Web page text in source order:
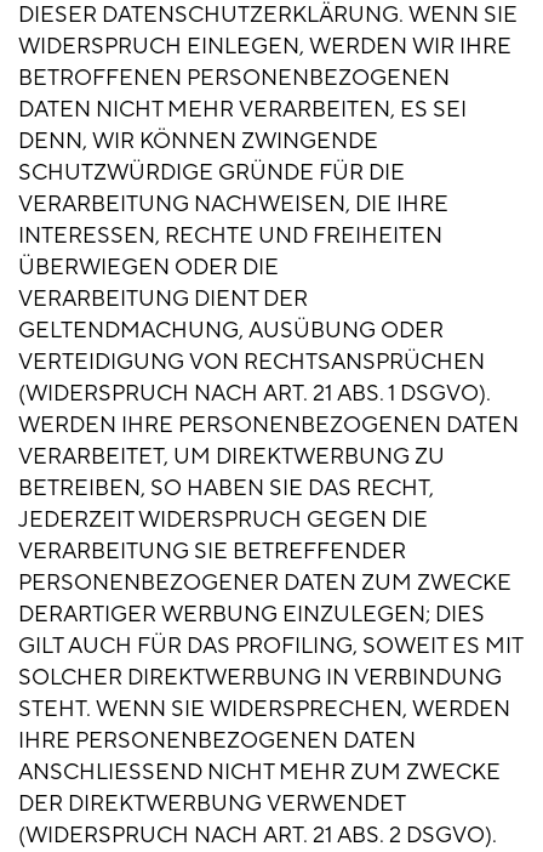
DIESER DATENSCHUTZERKLÄRUNG. WENN SIE
WIDERSPRUCH EINLEGEN, WERDEN WIR IHRE
BETROFFENEN PERSONENBEZOGENEN
DATEN NICHT MEHR VERARBEITEN, ES SEI
DENN, WIR KÖNNEN ZWINGENDE
SCHUTZWÜRDIGE GRÜNDE FÜR DIE
VERARBEITUNG NACHWEISEN, DIE IHRE
INTERESSEN, RECHTE UND FREIHEITEN
ÜBERWIEGEN ODER DIE
VERARBEITUNG DIENT DER
GELTENDMACHUNG, AUSÜBUNG ODER
VERTEIDIGUNG VON RECHTSANSPRÜCHEN
(WIDERSPRUCH NACH ART. 21 ABS. 1 DSGVO).
WERDEN IHRE PERSONENBEZOGENEN DATEN
VERARBEITET, UM DIREKTWERBUNG ZU
BETREIBEN, SO HABEN SIE DAS RECHT,
JEDERZEIT WIDERSPRUCH GEGEN DIE
VERARBEITUNG SIE BETREFFENDER
PERSONENBEZOGENER DATEN ZUM ZWECKE
DERARTIGER WERBUNG EINZULEGEN; DIES
GILT AUCH FÜR DAS PROFILING, SOWEIT ES MIT
SOLCHER DIREKTWERBUNG IN VERBINDUNG
STEHT. WENN SIE WIDERSPRECHEN, WERDEN
IHRE PERSONENBEZOGENEN DATEN
ANSCHLIESSEND NICHT MEHR ZUM ZWECKE
DER DIREKTWERBUNG VERWENDET
(WIDERSPRUCH NACH ART. 21 ABS. 2 DSGVO).